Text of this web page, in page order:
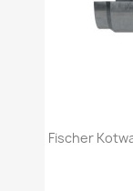
Fischer